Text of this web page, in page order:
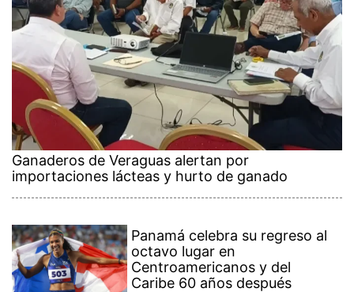
Ganaderos de Veraguas alertan por
importaciones lácteas y hurto de ganado
Panamá celebra su regreso al
octavo lugar en
Centroamericanos y del
Caribe 60 años después